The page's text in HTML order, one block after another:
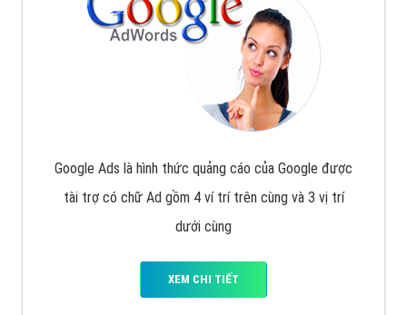
Google Ads là hình thức quảng cáo của Google được
tài trợ có chữ Ad gồm 4 ví trí trên cùng và 3 vị trí
dưới cùng
XEM CHI TIẾT